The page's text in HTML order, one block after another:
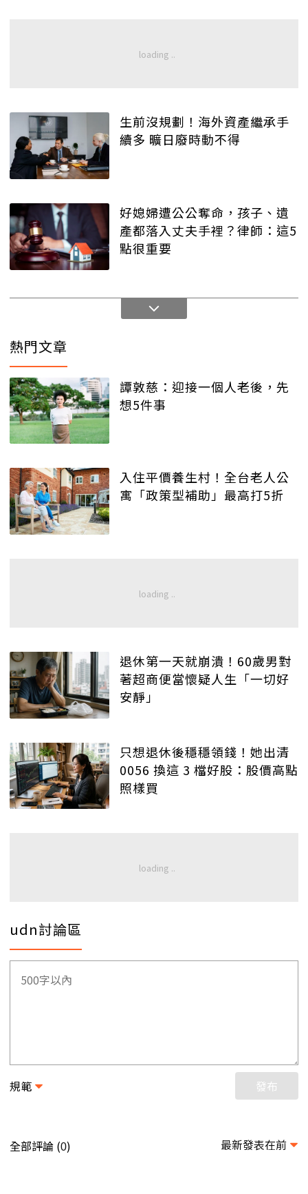
生前沒規劃！海外資產繼承手
續多 曠日廢時動不得
好媳婦遭公公奪命，孩子、遺
產都落入丈夫手裡？律師：這5
點很重要
熱門文章
譚敦慈：迎接一個人老後，先
想5件事
入住平價養生村！全台老人公
寓「政策型補助」最高打5折
退休第一天就崩潰！60歲男對
著超商便當懷疑人生「一切好
安靜」
只想退休後穩穩領錢！她出清
0056 換這 3 檔好股：股價高點
照樣買
udn討論區
規範 發布
全部評論 (0) 最新發表在前